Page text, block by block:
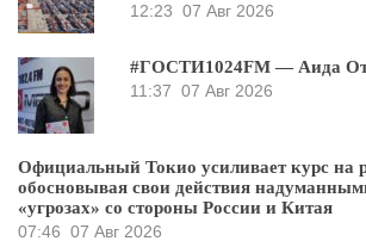
12:23 07 Авг 2026
#ГОСТИ1024FM — Аида
11:37 07 Авг 2026
Официальный Токио усиливает курс на
обосновывая свои действия
«угрозах» со стороны России и Китая
07:46 07 Авг 2026